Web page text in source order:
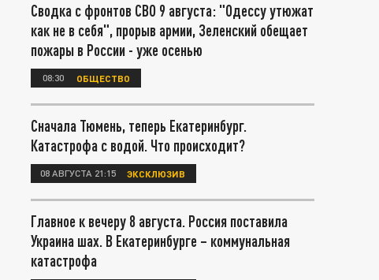
Сводка с фронтов СВО 9 августа: "Одессу утюжат
как не в себя", прорыв армии, Зеленский обещает
пожары в России - уже осенью
08:30 ОБЩЕСТВО
Сначала Тюмень, теперь Екатеринбург.
Катастрофа с водой. Что происходит?
08 АВГУСТА 21:15 ЭКСКЛЮЗИВ
Главное к вечеру 8 августа. Россия поставила
Украина шах. В Екатеринбурге – коммунальная
катастрофа